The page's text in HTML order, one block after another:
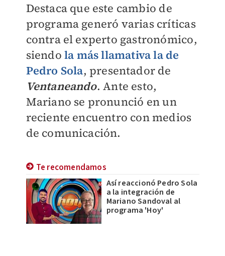
Destaca que este cambio de
programa generó varias críticas
contra el experto gastronómico,
siendo la más llamativa la de
Pedro Sola, presentador de
Ventaneando. Ante esto,
Mariano se pronunció en un
reciente encuentro con medios
de comunicación.
Te recomendamos
Así reaccionó Pedro Sola
a la integración de
Mariano Sandoval al
programa 'Hoy'